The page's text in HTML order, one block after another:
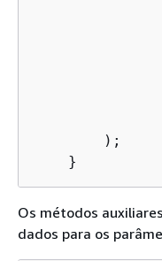
        );
    }
Os métodos
dados para os